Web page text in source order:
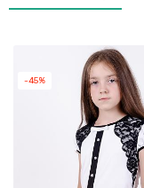
-45%